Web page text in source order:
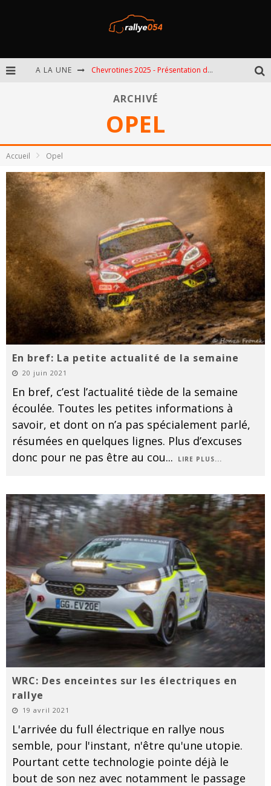
A LA UNE Chevrotines 2025 - Présentation de l'épreuve
Spa 2025 - Présentation de l'épreuve
ARCHIVÉ
OPEL
Accueil Opel
En bref: La petite actualité de la semaine
20 juin 2021
En bref, c’est l’actualité tiède de la semaine
écoulée. Toutes les petites informations à
savoir, et dont on n’a pas spécialement parlé,
résumées en quelques lignes. Plus d’excuses
donc pour ne pas être au cou... LIRE PLUS...
WRC: Des enceintes sur les électriques en
rallye
19 avril 2021
L'arrivée du full électrique en rallye nous
semble, pour l'instant, n'être qu'une utopie.
Pourtant cette technologie pointe déjà le
bout de son nez avec notamment le passage